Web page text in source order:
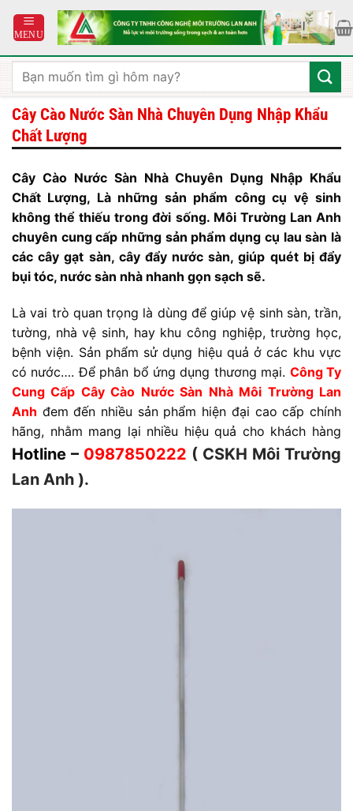
qua
dung
Tìm
kiếm:
Cây Cào Nước Sàn Nhà Chuyên Dụng Nhập Khẩu
Chất Lượng
Cây Cào Nước Sàn Nhà Chuyên Dụng Nhập Khẩu
Chất Lượng, Là những sản phẩm công cụ vệ sinh
không thể thiếu trong đời sống. Môi Trường Lan Anh
chuyên cung cấp những sản phẩm dụng cụ lau sàn là
các cây gạt sàn, cây đẩy nước sàn, giúp quét bị đẩy
bụi tóc, nước sàn nhà nhanh gọn sạch sẽ.
Là vai trò quan trọng là dùng để giúp vệ sinh sàn, trần,
tường, nhà vệ sinh, hay khu công nghiệp, trường học,
bệnh viện. Sản phẩm sử dụng hiệu quả ở các khu vực
có nước…. Để phân bổ ứng dụng thương mại. Công Ty
Cung Cấp Cây Cào Nước Sàn Nhà Môi Trường Lan
Anh đem đến nhiều sản phẩm hiện đại cao cấp chính
hãng, nhằm mang lại nhiều hiệu quả cho khách hàng
Hotline – 0987850222 ( CSKH Môi Trường
Lan Anh ).